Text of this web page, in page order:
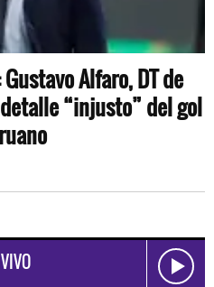
Alfaro, DT de
“injusto” del gol